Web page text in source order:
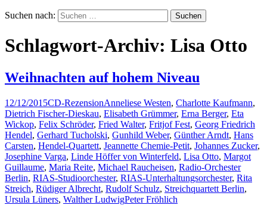
Suchen nach:
Schlagwort-Archiv: Lisa Otto
Weihnachten auf hohem Niveau
12/12/2015CD-RezensionAnneliese Westen, Charlotte Kaufmann,
Dietrich Fischer-Dieskau, Elisabeth Grümmer, Erna Berger, Eta
Wickop, Felix Schröder, Fried Walter, Fritjof Fest, Georg Friedrich
Hendel, Gerhard Tucholski, Gunhild Weber, Günther Arndt, Hans
Carsten, Hendel-Quartett, Jeannette Chemie-Petit, Johannes Zucker,
Josephine Varga, Linde Höffer von Winterfeld, Lisa Otto, Margot
Guillaume, Maria Reite, Michael Raucheisen, Radio-Orchester
Berlin, RIAS-Studioorchester, RIAS-Unterhaltungsorchester, Rita
Streich, Rüdiger Albrecht, Rudolf Schulz, Streichquartett Berlin,
Ursula Lüners, Walther LudwigPeter Fröhlich